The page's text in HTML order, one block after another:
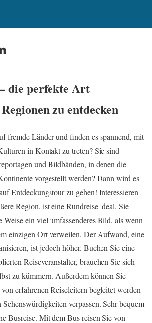
die perfekte Art
zu entdecken
fremde Länder und finden es spannend, mit
in Kontakt zu treten? Sie sind
und Bildbänden, in denen die
vorgestellt werden? Dann wird es
Entdeckungstour zu gehen! Interessieren
Region, ist eine Rundreise ideal. Sie
Weise ein viel umfassenderes Bild, als wenn
einzigen Ort verweilen. Der Aufwand, eine
ist jedoch höher. Buchen Sie eine
Reiseveranstalter, brauchen Sie sich
zu kümmern. Außerdem können Sie
erfahrenen Reiseleitern begleitet werden
verpassen. Sehr bequem
Busreise. Mit dem Bus reisen Sie von